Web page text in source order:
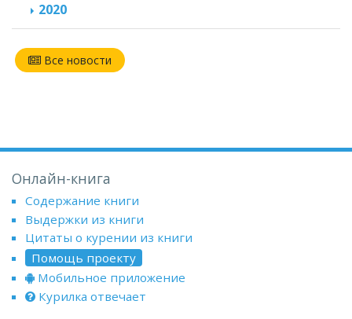
2020
Все новости
Онлайн-книга
Содержание книги
Выдержки из книги
Цитаты о курении из книги
Помощь проекту
Мобильное приложение
Курилка отвечает